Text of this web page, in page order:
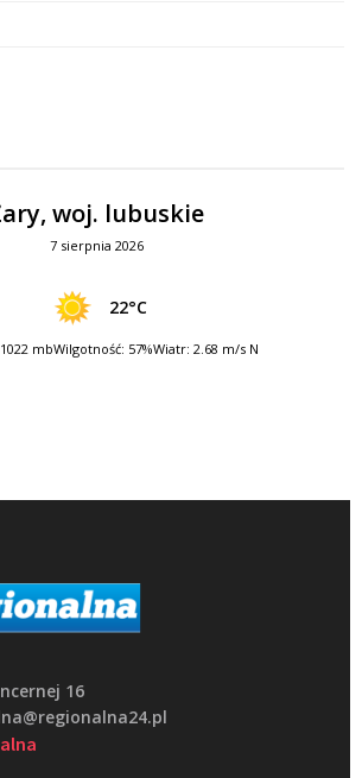
woj. lubuskie
7 sierpnia 2026
22°C
mbWilgotność: 57%Wiatr: 2.68 m/s N
16